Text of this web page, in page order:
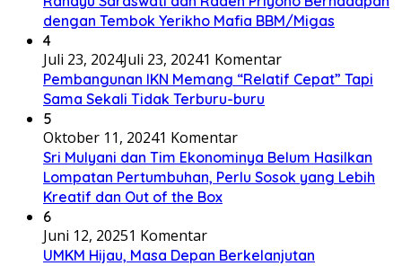
dengan Tembok Yerikho Mafia BBM/Migas
4
Juli 23, 2024Juli 23, 20241 Komentar
Pembangunan IKN Memang “Relatif Cepat” Tapi
Sama Sekali Tidak Terburu-buru
5
Oktober 11, 20241 Komentar
Sri Mulyani dan Tim Ekonominya Belum Hasilkan
Lompatan Pertumbuhan, Perlu Sosok yang Lebih
Kreatif dan Out of the Box
6
Juni 12, 20251 Komentar
UMKM Hijau, Masa Depan Berkelanjutan